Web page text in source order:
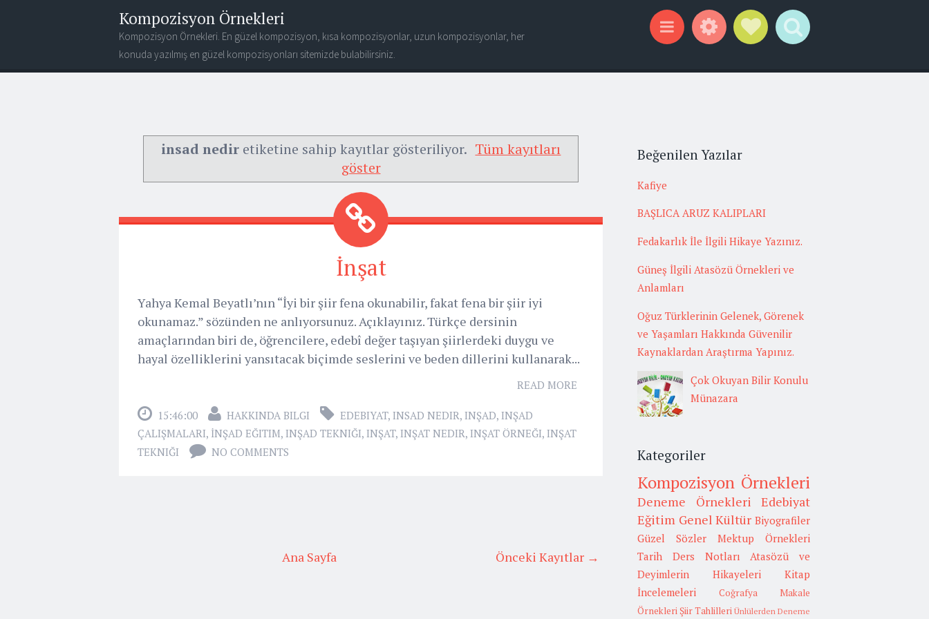
Kompozisyon Örnekleri
Kompozisyon Örnekleri. En güzel kompozisyon, kısa kompozisyonlar, uzun kompozisyonlar, her
konuda yazılmış en güzel kompozisyonları sitemizde bulabilirsiniz.
insad nediretiketine sahip kayıtlar gösteriliyor. Tüm kayıtları
göster
İnşat
Yahya Kemal Beyatlı’nın “İyi bir şiir fena okunabilir, fakat fena bir şiir iyi
okunamaz.” sözünden ne anlıyorsunuz. Açıklayınız. Türkçe dersinin
amaçlarından biri de, öğrencilere, edebî değer taşıyan şiirlerdeki duygu ve
hayal özelliklerini yansıtacak biçimde seslerini ve beden dillerini kullanarak...
READ MORE
15:46:00 HAKKINDA BILGI EDEBIYAT, INSAD NEDIR, INŞAD, INŞAD
ÇALIŞMALARI, İNŞAD EĞITIM, INŞAD TEKNIĞI, INŞAT, INŞAT NEDIR, INŞAT ÖRNEĞI, INŞAT
TEKNIĞI
NO COMMENTS
Önceki Kayıtlar →
Ana Sayfa
Beğenilen Yazılar
Kafiye
BAŞLICA ARUZ KALIPLARI
Fedakarlık İle İlgili Hikaye Yazınız.
Güneş İlgili Atasözü Örnekleri ve
Anlamları
Oğuz Türklerinin Gelenek, Görenek
ve Yaşamları Hakkında Güvenilir
Kaynaklardan Araştırma Yapınız.
Çok Okuyan Bilir Konulu
Münazara
Kategoriler
Kompozisyon Örnekleri
Deneme Örnekleri
Edebiyat
Eğitim Genel Kültür Biyografiler
Güzel Sözler
Mektup Örnekleri
Tarih
Ders Notları
Atasözü ve
Deyimlerin Hikayeleri
Kitap
İncelemeleri
Coğrafya
Makale
Örnekleri Şiir Tahlilleri Ünlülerden Deneme